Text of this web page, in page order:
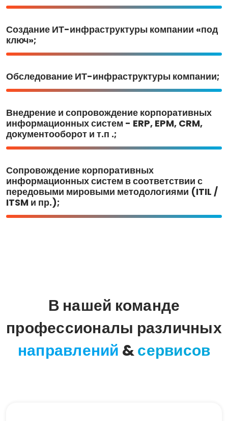
Создание ИТ-инфраструктуры компании «под
ключ»;
Обследование ИТ-инфраструктуры компании;
Внедрение и сопровождение корпоративных
информационных систем - ERP, EPM, CRM,
документооборот и т.п .;
Сопровождение корпоративных
информационных систем в соответствии с
передовыми мировыми методологиями (ITIL /
ITSM и пр.);
В нашей команде
профессионалы различных
направлений &сервисов